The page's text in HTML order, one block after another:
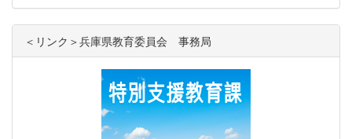
＜リンク＞兵庫県教育委員会 事務局